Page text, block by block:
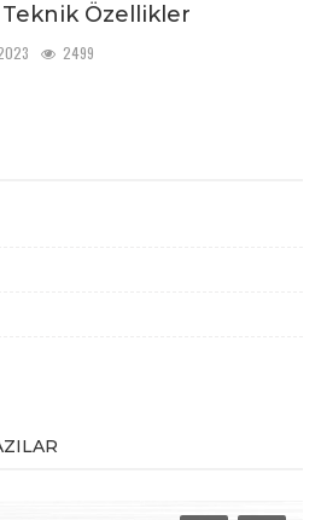
Özellikler
2499